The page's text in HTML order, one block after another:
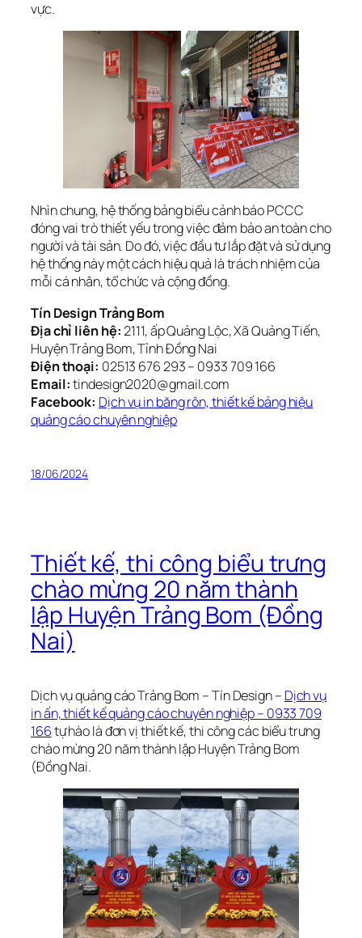
vực.
Nhìn chung, hệ thống bảng biểu cảnh báo PCCC
đóng vai trò thiết yếu trong việc đảm bảo an toàn cho
người và tài sản. Do đó, việc đầu tư lắp đặt và sử dụng
hệ thống này một cách hiệu quả là trách nhiệm của
mỗi cá nhân, tổ chức và cộng đồng.
Tín Design Trảng Bom
Địa chỉ liên hệ:2111, ấp Quảng Lộc, Xã Quảng Tiến,
Huyện Trảng Bom, Tỉnh Đồng Nai
Điện thoại: 02513 676 293 – 0933 709 166
Email:tindesign2020@gmail.com
Facebook: Dịch vụ in băng rôn, thiết kế bảng hiệu
quảng cáo chuyên nghiệp
18/06/2024
Thiết kế, thi công biểu trưng
chào mừng 20 năm thành
lập Huyện Trảng Bom (Đồng
Nai)
Dịch vụ quảng cáo Trảng Bom – Tín Design – Dịch vụ
in ấn, thiết kế quảng cáo chuyên nghiệp – 0933 709
166tự hào là đơn vị thiết kế, thi công các biểu trưng
chào mừng 20 năm thành lập Huyện Trảng Bom
(Đồng Nai.